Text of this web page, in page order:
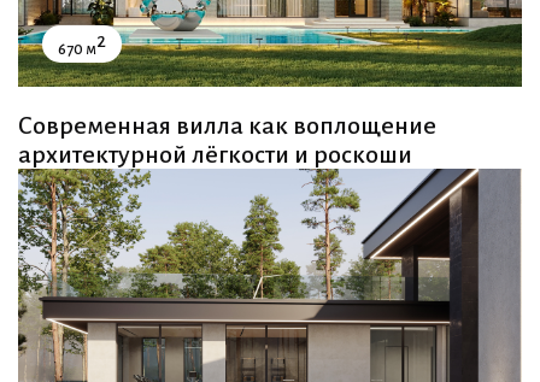
670 м2
Современная вилла как воплощение
архитектурной лёгкости и роскоши